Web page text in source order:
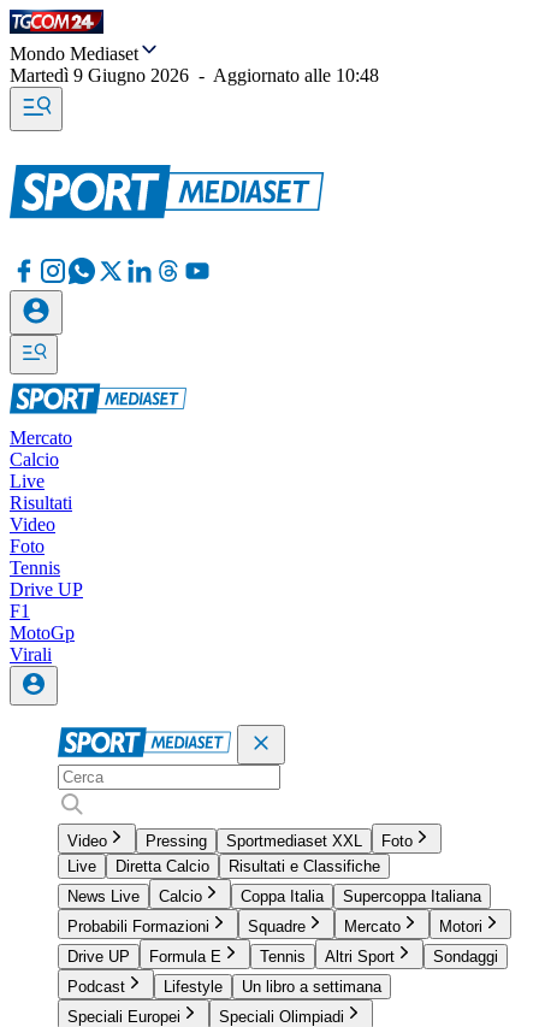
Mondo Mediaset
Martedì 9 Giugno 2026 - Aggiornato alle 10:48
Mercato
Calcio
Live
Risultati
Video
Foto
Tennis
Drive UP
F1
MotoGp
Virali
Video Pressing Sportmediaset XXL
Foto
Live
Diretta Calcio
Risultati e Classifiche
News Live
Calcio Coppa Italia
Supercoppa Italiana
Probabili Formazioni
Squadre Mercato
Motori
Drive UP
Formula E Tennis Altri Sport
Sondaggi
Podcast
Lifestyle
Un libro a settimana
Speciali Europei
Speciali Olimpiadi